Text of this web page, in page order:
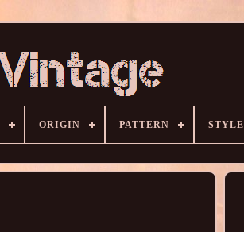
ORIGIN PATTERN STYLE